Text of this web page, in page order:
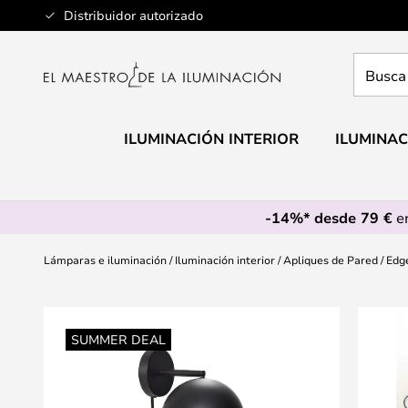
Distribuidor autorizado
Ir
al
aquí
ILUMINACIÓN INTERIOR
-14%* desde 79 €
Lámparas e iluminación Iluminación interior Apliques de Pared
SUMMER DEAL